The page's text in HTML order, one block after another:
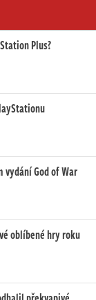
Plus?
God of War
oblíbené hry roku